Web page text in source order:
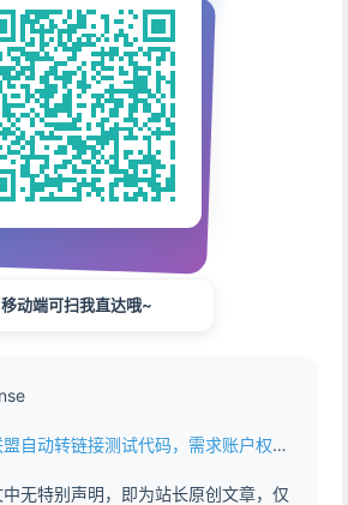
移动端可扫我直达哦~
链接测试代码，需求账户权限 - https://www.abddb.com/jd_change_url_to_short.html
无特别声明，即为站长原创文章，仅